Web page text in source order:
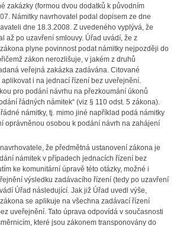
zakázky (formou dvou dodatků k původním
Námitky navrhovatel podal dopisem ze dne
dne 18.3.2008. Z uvedeného vyplývá, že
až po uzavření smlouvy. Úřad uvádí, že z
plyne povinnost podat námitky nejpozději do
zákon nerozlišuje, v jakém z druhů
veřejná zakázka zadávána. Citované
i na jednací řízení bez uveřejnění.
pro podání návrhu na přezkoumání úkonů
řádných námitek“ (viz § 110 odst. 5 zákona).
námitky, tj. mimo jiné například podá námitky
oprávněnou osobou k podání návrh na zahájení
že předmětná ustanovení zákona je
námitek v případech jednacích řízení bez
ke komunitární úpravě této otázky, možné i
výsledku zadávacího řízení (tedy po uzavření
Úřad následující. Jak již Úřad uvedl výše,
se aplikuje na všechna zadávací řízení
uveřejnění. Tato úprava odpovídá v současnosti
které jsou zákonem transponovány do